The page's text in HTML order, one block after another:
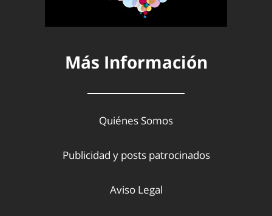
Más Información
Quiénes Somos
Publicidad y posts patrocinados
Aviso Legal